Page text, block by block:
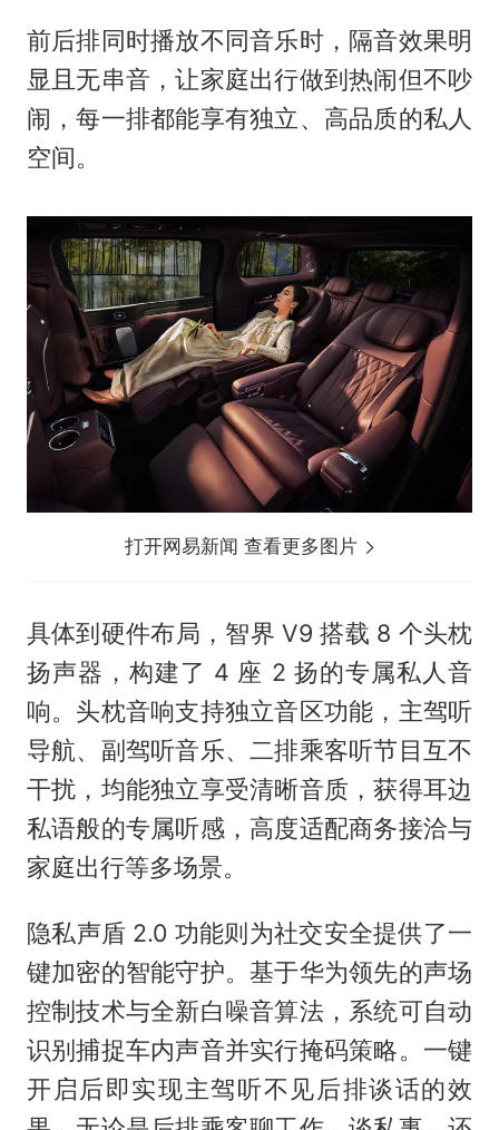
前后排同时播放不同音乐时，隔音效果明
显且无串音，让家庭出行做到热闹但不吵
闹，每一排都能享有独立、高品质的私人
空间。
打开网易新闻 查看更多图片
具体到硬件布局，智界 V9 搭载 8 个头枕
扬声器，构建了 4 座 2 扬的专属私人音
响。头枕音响支持独立音区功能，主驾听
导航、副驾听音乐、二排乘客听节目互不
干扰，均能独立享受清晰音质，获得耳边
私语般的专属听感，高度适配商务接洽与
家庭出行等多场景。
隐私声盾 2.0 功能则为社交安全提供了一
键加密的智能守护。基于华为领先的声场
控制技术与全新白噪音算法，系统可自动
识别捕捉车内声音并实行掩码策略。一键
开启后即实现主驾听不见后排谈话的效